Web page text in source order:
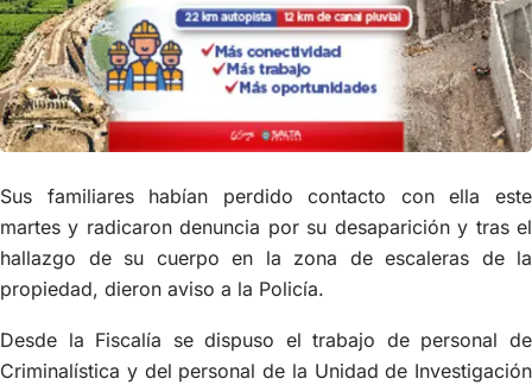
Sus familiares habían perdido contacto con ella este
martes y radicaron denuncia por su desaparición y tras el
hallazgo de su cuerpo en la zona de escaleras de la
propiedad, dieron aviso a la Policía.
Desde la Fiscalía se dispuso el trabajo de personal de
Criminalística y del personal de la Unidad de Investigación